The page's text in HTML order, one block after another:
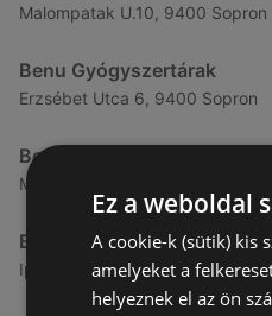
Malompatak U.10, 9400 Sopron
Benu Gyógyszertárak
Erzsébet Utca 6, 9400 Sopron
Benu Gyógyszertárak
Mátyás Király Utca 23, 9400
Benu Gyógyszertárak
Ipar Körút 30, 9400 Sopron
Ez a weboldal
A cookie-k (sütik) kis
amelyeket a
helyeznek el az ön